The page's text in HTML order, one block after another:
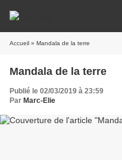
Accueil » Mandala de la terre
Mandala de la terre
Publié le 02/03/2019 à 23:59
Par Marc-Elie